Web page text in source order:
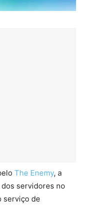
The Enemy, a
servidores no
serviço de